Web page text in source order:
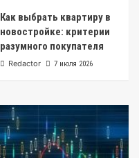
Как выбрать квартиру в
новостройке: критерии
разумного покупателя
Redactor 7 июля 2026